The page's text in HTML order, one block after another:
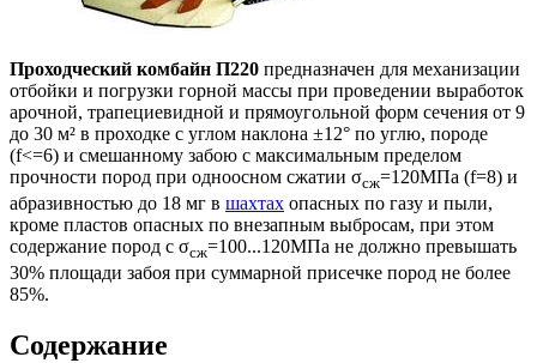
Проходческий комбайн П220 предназначен для механизации
отбойки и погрузки горной массы при проведении выработок
арочной, трапециевидной и прямоугольной форм сечения от 9
до 30 м² в проходке с углом наклона ±12° по углю, породе
(f<=6) и смешанному забою с максимальным пределом
прочности пород при одноосном сжатии σсж=120МПа (f=8) и
абразивностью до 18 мг в шахтах опасных по газу и пыли,
кроме пластов опасных по внезапным выбросам, при этом
содержание пород с σсж=100...120МПа не должно превышать
30% площади забоя при суммарной присечке пород не более
85%.
Содержание